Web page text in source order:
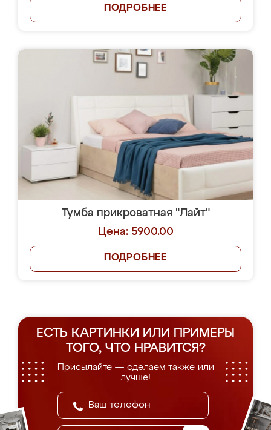
ПОДРОБНЕЕ
Тумба прикроватная "Лайт"
Цена: 5900.00
ПОДРОБНЕЕ
ЕСТЬ КАРТИНКИ ИЛИ ПРИМЕРЫ
ТОГО, ЧТО НРАВИТСЯ?
Присылайте — сделаем также или
лучше!